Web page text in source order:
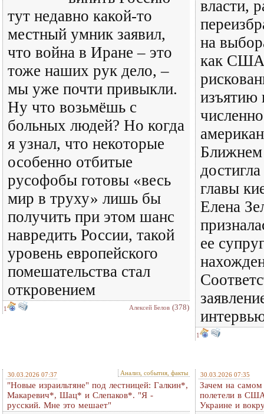
тут недавно какой-то
местный умник заявил,
что война в Иране – это
тоже наших рук дело, –
мы уже почти привыкли.
Ну что возьмёшь с
больных людей? Но когда
я узнал, что некоторые
особенно отбитые
русофобы готовы «весь
мир в труху» лишь бы
получить при этом шанс
навредить России, такой
уровень европейского
помешательства стал
откровением
1 Алексей Белов (378)
власти,
на
как США
изъятию
Ближнем
главы
Елена
ее
1
30.03.2026 07:37 Анализ, события, факты
"Новые израильтяне" под лестницей: Галкин*,
Макаревич*, Шац* и Слепаков*. "Я -
русский. Мне это мешает"
30.03.2026 07:35
Зачем на самом
полетели в
Украине и